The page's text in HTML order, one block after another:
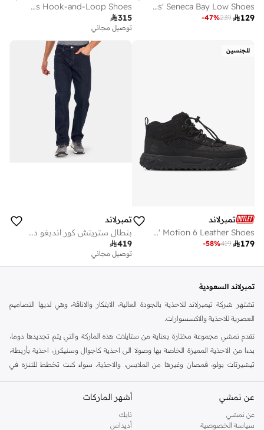
Kids' Seneca Bay Low Shoes
129
239
-47%
Kids' Motion Access Hook-and-Loop Shoes
315
توصيل مجاني
للجنسين
تمبرلاند
Kids' Motion 6 Leather Shoes
179
419
-58%
تمبرلاند
بنطال ستريتش كور انديغو دينيم للرجال
419
توصيل مجاني
تمبرلاند السعودية
تشتهر شركة تيمبرلاند للاحذية بالجودة العالية، الابتكار والاناقة، وهي لديها التصاميم
العصرية للاحذية والاكسسوارات.
تقدم نمشي مجموعة مختارة بعناية من ستايلات هذه الماركة والتي يتم تجديدها دوما،
بدءا من الاحذية المميزة الخاصة بها وصولا الى احذية كاجوال وسنيكرز، احذية بأربطة،
تيشيرتات بولو، قمصان وغيرها من الملابس، والاحذية. سواء كنت تخطط للتنزه في
في افضل حالاته. هنا في نمشي، لدينا مجموعة متزايدة من الستايلات للرجال، النساء
والاطفال، كل ذلك في مكان واحد.
تسوق تمبرلاند اون لاين الرياض
عن نمشي
عن نمشي
سياسة الخصوصية
أشهر الماركات
نايك
أديداس